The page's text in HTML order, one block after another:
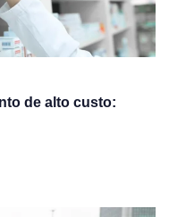
de alto custo: